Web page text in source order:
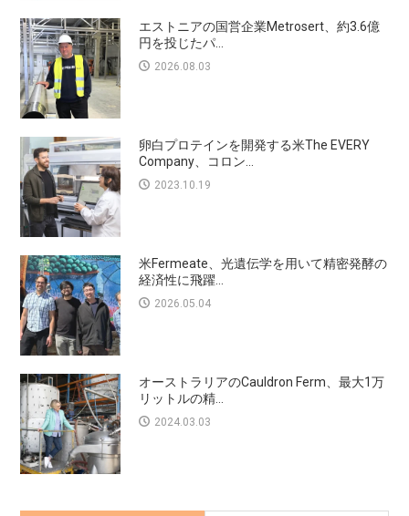
エストニアの国営企業Metrosert、約3.6億
円を投じたパ...
2026.08.03
卵白プロテインを開発する米The EVERY
Company、コロン...
2023.10.19
米Fermeate、光遺伝学を用いて精密発酵の
経済性に飛躍...
2026.05.04
オーストラリアのCauldron Ferm、最大1万
リットルの精...
2024.03.03